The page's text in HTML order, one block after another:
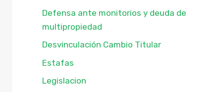
Defensa ante monitorios y deuda de
multipropiedad
Desvinculación Cambio Titular
Estafas
Legislacion